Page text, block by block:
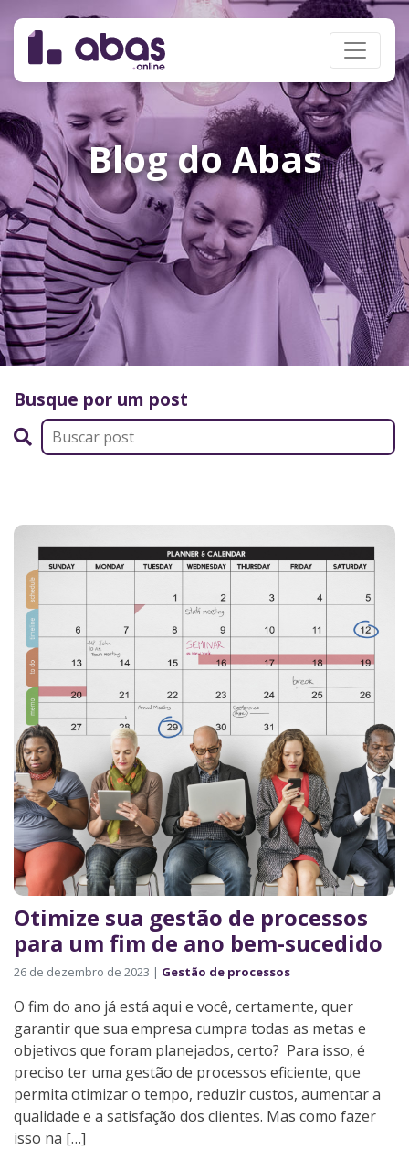
Blog do Abas
Busque por um post
Otimize sua gestão de processos
para um fim de ano bem-sucedido
26 de dezembro de 2023 | Gestão de processos
O fim do ano já está aqui e você, certamente, quer
garantir que sua empresa cumpra todas as metas e
objetivos que foram planejados, certo? Para isso, é
preciso ter uma gestão de processos eficiente, que
permita otimizar o tempo, reduzir custos, aumentar a
qualidade e a satisfação dos clientes. Mas como fazer
isso na […]